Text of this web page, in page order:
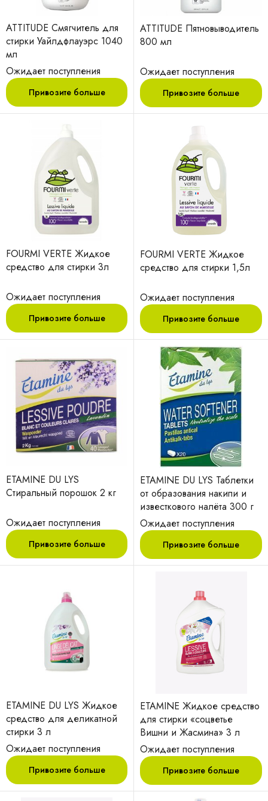
ATTITUDE Смягчитель для
стирки Уайлдфлауэрс 1040
мл
Ожидает поступления
Привозите больше
ATTITUDE Пятновыводитель
800 мл
Ожидает поступления
Привозите больше
FOURMI VERTE Жидкое
средство для стирки 3л
Ожидает поступления
Привозите больше
FOURMI VERTE Жидкое
средство для стирки 1,5л
Ожидает поступления
Привозите больше
ETAMINE DU LYS
Стиральный порошок 2 кг
Ожидает поступления
Привозите больше
ETAMINE DU LYS Таблетки
от образования накипи и
известкового налёта 300 г
Ожидает поступления
Привозите больше
ETAMINE DU LYS Жидкое
средство для деликатной
стирки 3 л
Ожидает поступления
Привозите больше
ETAMINE Жидкое средство
для стирки «соцветье
Вишни и Жасмина» 3 л
Ожидает поступления
Привозите больше